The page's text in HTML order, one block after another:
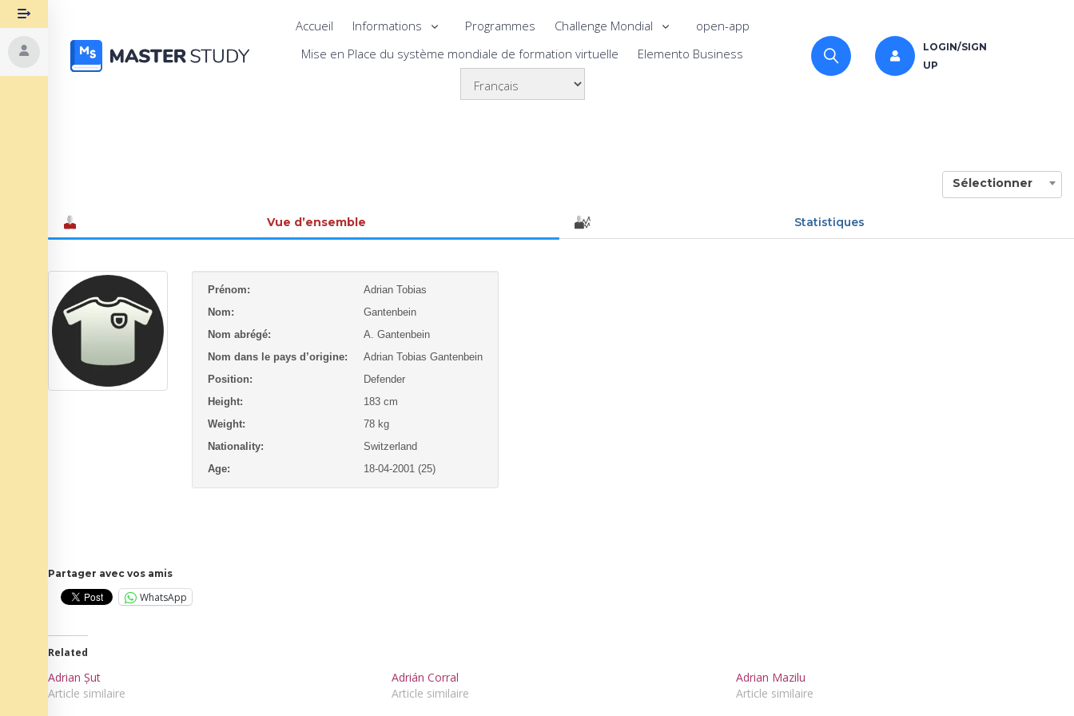
Accueil Informations Programmes Challenge Mondial
open-app
Mise en Place du système mondiale de formation virtuelle
Elemento Business
LOGIN/SIGN
UP
Sélectionner
Vue d’ensemble Statistiques
Prénom:
Adrian Tobias
Nom:
Gantenbein
Nom abrégé:
A. Gantenbein
Nom dans le pays d’origine:
Adrian Tobias Gantenbein
Position:
Defender
Height:
183 cm
Weight:
78 kg
Nationality:
Switzerland
Age:
18-04-2001 (25)
Partager avec vos amis
WhatsApp
Related
Adrian Șut
Article similaire
Adrián Corral
Article similaire
Adrian Mazilu
Article similaire